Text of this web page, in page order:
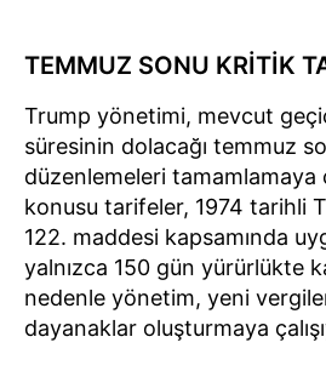
TEMMUZ SONU KRİTİK
Trump yönetimi, mevcut
süresinin dolacağı temmuz
düzenlemeleri tamamlamaya
konusu tarifeler, 1974 tarihli
122. maddesi kapsamında
yalnızca 150 gün yürürlükte
nedenle yönetim, yeni
dayanaklar oluşturmaya